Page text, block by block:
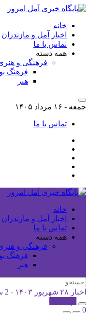
خانه
اخبار آمل و مازندران
تماس با ما
همه دسته
فرهنگی و
فرهنگ
هنر
جمعه - ۱۶ مرداد ۱۴۰۵
تماس با ما
خانه
اخبار آمل و مازندران
تماس با ما
همه دسته
فرهنگی و
فرهنگ
هنر
اخبار ۲۸ شهریور ۱۴۰۳ - 2 سال پیش
0